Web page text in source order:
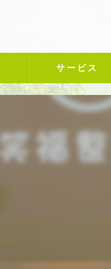
サービス